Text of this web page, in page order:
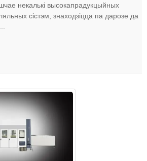
некалькі высокапрадукцыйных
сістэм, знаходзіцца па дарозе да